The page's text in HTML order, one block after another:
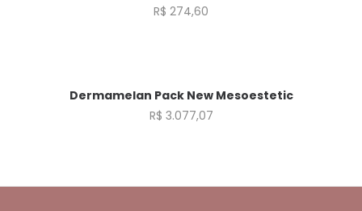
R$ 274,60
Fora de estoque
Dermamelan Pack New Mesoestetic
R$ 3.077,07